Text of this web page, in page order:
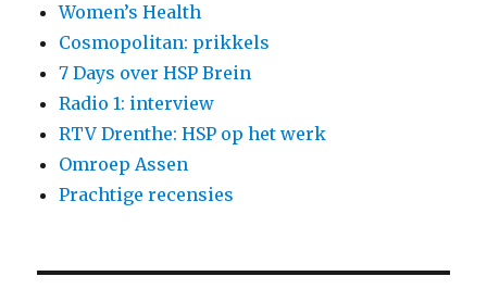
Women’s Health
Cosmopolitan: prikkels
7 Days over HSP Brein
Radio 1: interview
RTV Drenthe: HSP op het werk
Omroep Assen
Prachtige recensies